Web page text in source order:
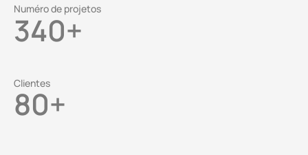
Numéro de projetos
340+
Clientes
80+